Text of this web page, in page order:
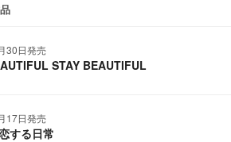
30日発売
STAY BEAUTIFUL
17日発売
する日常